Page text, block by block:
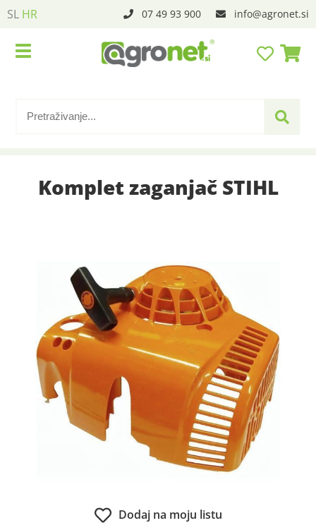
SL HR 07 49 93 900 info agronet.si
Komplet zaganjač STIHL
Dodaj na moju listu